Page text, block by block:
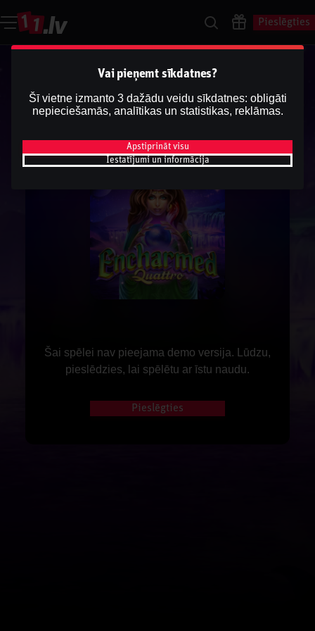
Pieslēgties
Šai spēlei nav pieejama demo versija. Lūdzu,
pieslēdzies, lai spēlētu ar īstu naudu.
Pieslēgties
Vai pieņemt sīkdatnes?
Šī vietne izmanto 3 dažādu veidu sīkdatnes: obligāti
nepieciešamās, analītikas un statistikas, reklāmas.
Apstiprināt visu
Iestatījumi un informācija